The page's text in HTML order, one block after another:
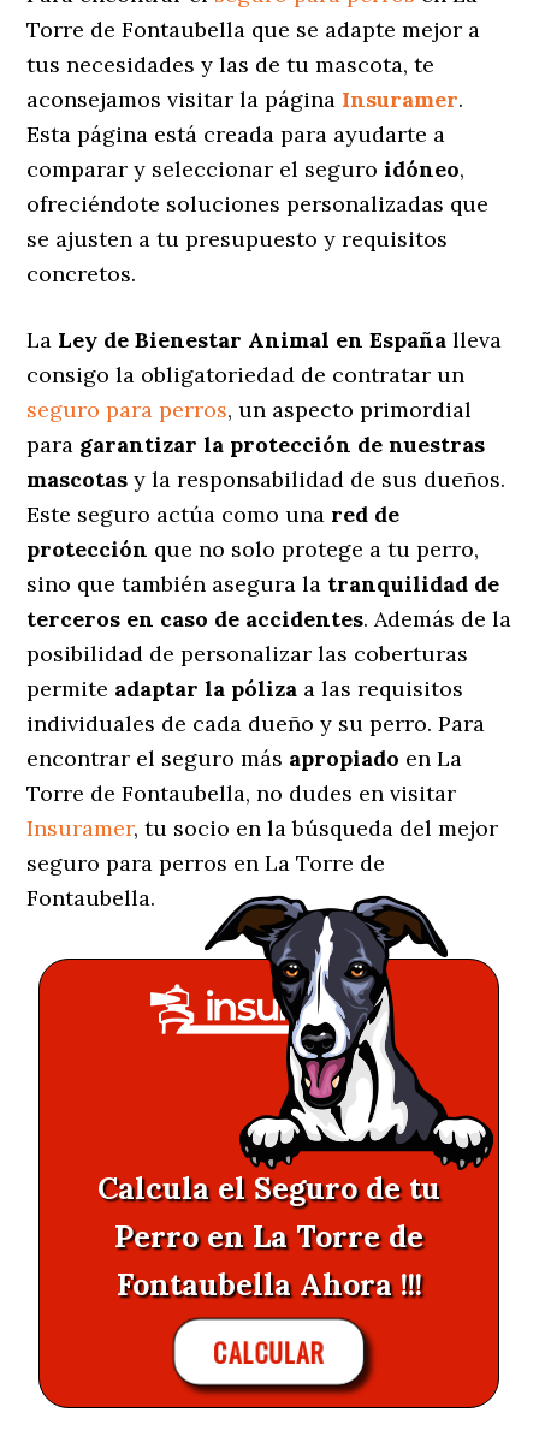
Torre de Fontaubella que se adapte mejor a
tus necesidades y las de tu mascota, te
aconsejamos visitar la página Insuramer.
Esta página está creada para ayudarte a
comparar y seleccionar el seguroidóneo,
ofreciéndote soluciones personalizadas que
se ajusten a tu presupuesto y requisitos
concretos.
La Ley de Bienestar Animal en España lleva
consigo la obligatoriedad de contratar un
seguro para perros, un aspecto primordial
para garantizar la protección de nuestras
mascotas y la responsabilidad de sus dueños.
Este seguro actúa como una red de
protección que no solo protege a tu perro,
sino que también asegura la tranquilidad de
terceros en caso de accidentes. Además de la
posibilidad de personalizar las coberturas
permite adaptar la póliza a las requisitos
individuales de cada dueño y su perro. Para
encontrar el seguro más apropiado en La
Torre de Fontaubella, no dudes en visitar
Insuramer, tu socio en la búsqueda del mejor
seguro para perros en La Torre de
Fontaubella.
Calcula el Seguro de tu
Perro en La Torre de
Fontaubella Ahora !!!
CALCULAR